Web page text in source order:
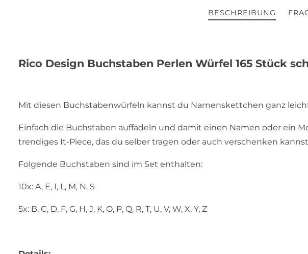
BESCHREIBUNG
Rico Design Buchstaben Perlen Würfel 165 Stück
Mit diesen Buchstabenwürfeln kannst du Namenskettchen ganz
Einfach die Buchstaben auffädeln und damit einen Namen oder ein
trendiges It-Piece, das du selber tragen oder auch verschenken
Folgende Buchstaben sind im Set enthalten:
10x: A, E, I, L, M, N, S
5x: B, C, D, F, G, H, J, K, O, P, Q, R, T, U, V, W, X, Y, Z